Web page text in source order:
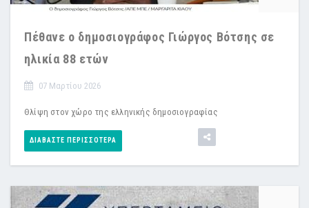
Πέθανε ο δημοσιογράφος Γιώργος Βότσης σε
ηλικία 88 ετών
07 Μαρτίου 2026
Θλίψη στον χώρο της ελληνικής δημοσιογραφίας
ΔΙΑΒΆΣΤΕ ΠΕΡΙΣΣΌΤΕΡΑ